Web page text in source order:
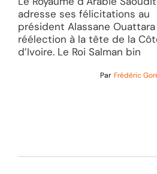
adresse ses félicitations au
président Alassane
réélection à la tête de la
d’Ivoire. Le Roi Salman bin
Par Frédéric